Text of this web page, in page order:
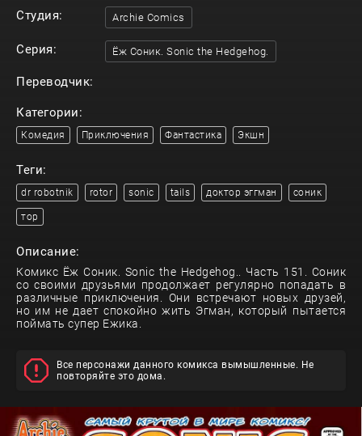
Студия: Archie Comics
Серия: Ёж Соник. Sonic the Hedgehog.
Переводчик:
Категории:
Комедия Приключения Фантастика Экшн
Теги:
dr robotnik rotor sonic tails доктор эггман соник
тор
Описание:
Комикс Ёж Соник. Sonic the Hedgehog.. Часть 151. Соник
со своими друзьями продолжает регулярно попадать в
различные приключения. Они встречают новых друзей,
но им не дает спокойно жить Эгман, который пытается
поймать супер Ежика.
Все персонажи данного комикса вымышленные. Не
повторяйте это дома.